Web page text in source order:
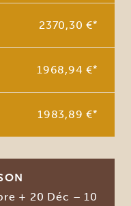
2370,30 €*
1968,94 €*
1983,89 €*
+ 20 Déc – 10